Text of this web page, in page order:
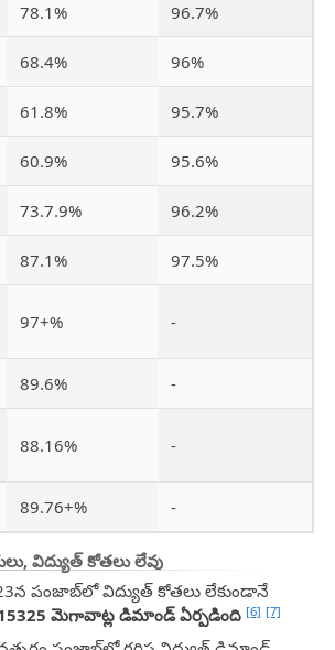
78.1% 96.7%
68.4% 96%
61.8% 95.7%
60.9% 95.6%
73.7.9% 96.2%
87.1% 97.5%
97+% -
89.6% -
88.16% -
89.76+% -
విద్యుత్ కోతలు లేవు
పంజాబ్‌లో విద్యుత్ కోతలు లేకుండానే
మెగావాట్ల డిమాండ్ ఏర్పడింది [6] [7]